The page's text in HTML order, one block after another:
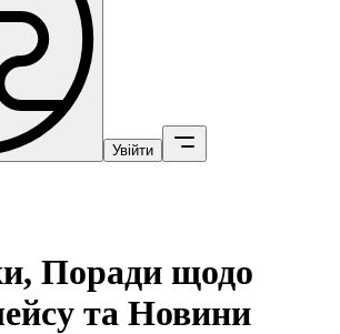
Увійти
Поради щодо
та Новини